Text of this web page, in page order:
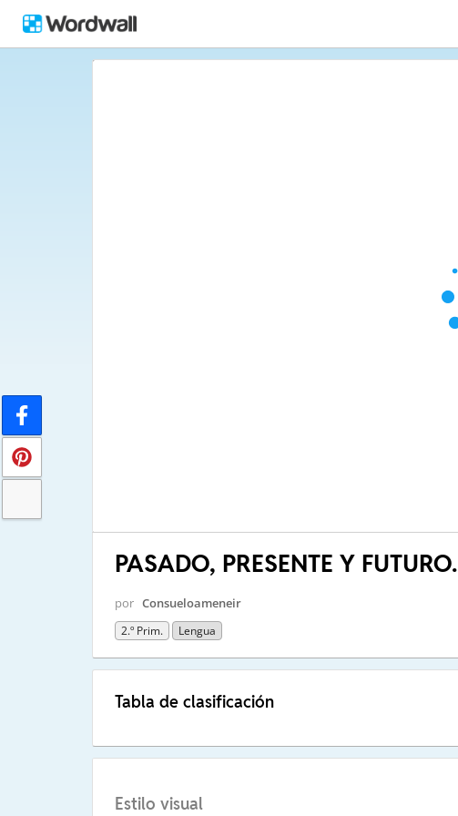
PASADO, PRESENTE Y FUTURO.
por Consueloameneir
2.º Prim. Lengua
Tabla de clasificación
Estilo visual